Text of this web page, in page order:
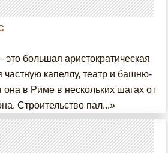
большая аристократическая
капеллу, театр и башню-
она в Риме в нескольких шагах от
Строительство пал...»